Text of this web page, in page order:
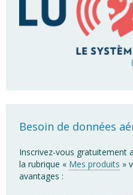
Besoin de données
Inscrivez-vous gratuitement
la rubrique « Mes produits »
avantages :